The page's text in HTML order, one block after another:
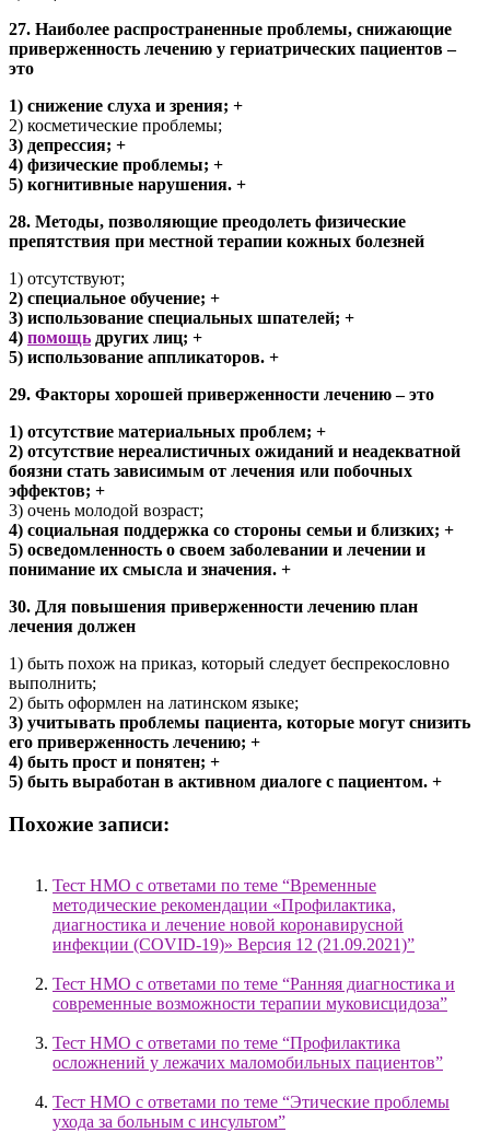
27. Наиболее распространенные проблемы, снижающие
приверженность лечению у гериатрических пациентов –
это
1) снижение слуха и зрения; +
2) косметические проблемы;
3) депрессия; +
4) физические проблемы; +
5) когнитивные нарушения. +
28. Методы, позволяющие преодолеть физические
препятствия при местной терапии кожных болезней
1) отсутствуют;
2) специальное обучение; +
3) использование специальных шпателей; +
4) помощь других лиц; +
5) использование аппликаторов. +
29. Факторы хорошей приверженности лечению – это
1) отсутствие материальных проблем; +
2) отсутствие нереалистичных ожиданий и неадекватной
боязни стать зависимым от лечения или побочных
эффектов; +
3) очень молодой возраст;
4) социальная поддержка со стороны семьи и близких; +
5) осведомленность о своем заболевании и лечении и
понимание их смысла и значения. +
30. Для повышения приверженности лечению план
лечения должен
1) быть похож на приказ, который следует беспрекословно
выполнить;
2) быть оформлен на латинском языке;
3) учитывать проблемы пациента, которые могут снизить
его приверженность лечению; +
4) быть прост и понятен; +
5) быть выработан в активном диалоге с пациентом. +
Похожие записи:
Тест НМО с ответами по теме “Временные
методические рекомендации «Профилактика,
диагностика и лечение новой коронавирусной
инфекции (COVID-19)» Версия 12 (21.09.2021)”
Тест НМО с ответами по теме “Ранняя диагностика и
современные возможности терапии муковисцидоза”
Тест НМО с ответами по теме “Профилактика
осложнений у лежачих маломобильных пациентов”
Тест НМО с ответами по теме “Этические проблемы
ухода за больным с инсультом”